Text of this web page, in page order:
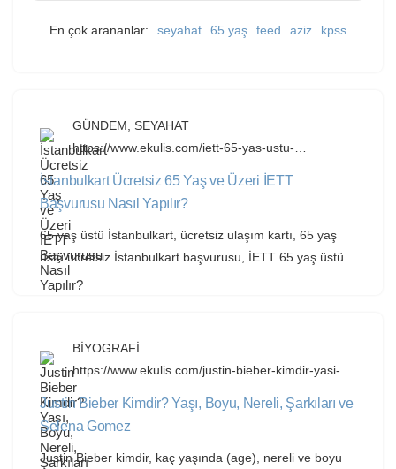
En çok arananlar: seyahat 65 yaş feed aziz kpss
GÜNDEM SEYAHAT
https://www.ekulis.com/iett-65-yas-ustu-
istanbulkart-nereden-ve-nasil-alinir.html
İstanbulkart Ücretsiz 65 Yaş ve Üzeri İETT
Başvurusu Nasıl Yapılır?
65 yaş üstü İstanbulkart, ücretsiz ulaşım kartı, 65 yaş
üstü ücretsiz İstanbulkart başvurusu, İETT 65 yaş üstü
kart nereden alınır, 65 yaş üstü İstanbulkart başvuru
yazımızda bulabilirsiniz. İETT 65 Yaş Üstü İstanbulkart
Nereden Alınır? İstanbul’da yaşayan 65 yaş üzeri
bireyler için […]
BİYOGRAFİ
https://www.ekulis.com/justin-bieber-kimdir-yasi-
boyu-nereli-sarkilari-ve-selena-gomez-ile-
iliskisi.html
Justin Bieber Kimdir? Yaşı, Boyu, Nereli, Şarkıları ve
Selena Gomez
Justin Bieber kimdir, kaç yaşında (age), nereli ve boyu